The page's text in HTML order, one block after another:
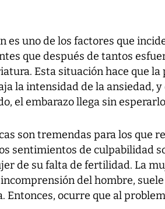
es uno de los factores que
que después de tantos
Esta situación hace que la
la intensidad de la ansiedad,
el embarazo llega sin
son tremendas para los que
sentimientos de culpabilidad
de su falta de fertilidad. La
del hombre,
Entonces, ocurre que al